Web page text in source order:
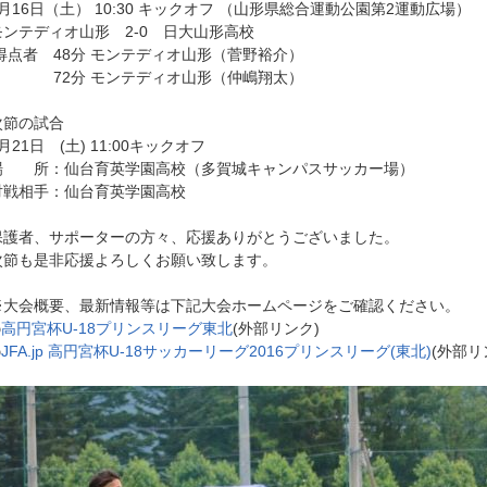
16日（土） 10:30 キックオフ （山形県総合運動公園第2運動広場）
ンテディオ山形 2-0 日大山形高校
点者 48分 モンテディオ山形（菅野裕介）
分 モンテディオ山形（仲嶋翔太）
節の試合
21日 (土) 11:00キックオフ
所：仙台育英学園高校（多賀城キャンパスサッカー場）
戦相手：仙台育英学園高校
護者、サポーターの方々、応援ありがとうございました。
節も是非応援よろしくお願い致します。
会概要、最新情報等は下記大会ホームページをご確認ください。
高円宮杯U-18プリンスリーグ東北(外部リンク)
JFA.jp 高円宮杯U-18サッカーリーグ2016プリンスリーグ(東北)(外部リ